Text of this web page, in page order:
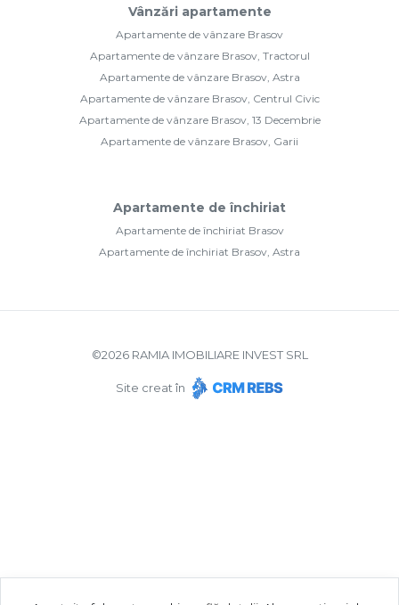
Vânzări apartamente
Apartamente de vânzare Brasov
Apartamente de vânzare Brasov, Tractorul
Apartamente de vânzare Brasov, Astra
Apartamente de vânzare Brasov, Centrul Civic
Apartamente de vânzare Brasov, 13 Decembrie
Apartamente de vânzare Brasov, Garii
Apartamente de închiriat
Apartamente de închiriat Brasov
Apartamente de închiriat Brasov, Astra
©2026RAMIA IMOBILIARE INVEST SRL
Site creat în